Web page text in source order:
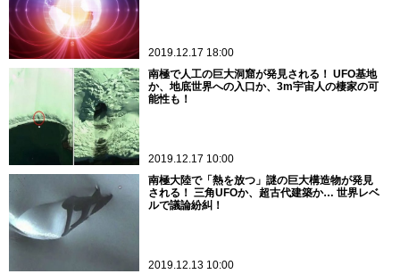
2019.12.17 18:00
南極で人工の巨大洞窟が発見される！ UFO基地
か、地底世界への入口か、3m宇宙人の棲家の可
能性も！
2019.12.17 10:00
南極大陸で「熱を放つ」謎の巨大構造物が発見
される！ 三角UFOか、超古代建築か… 世界レベ
ルで議論紛糾！
2019.12.13 10:00